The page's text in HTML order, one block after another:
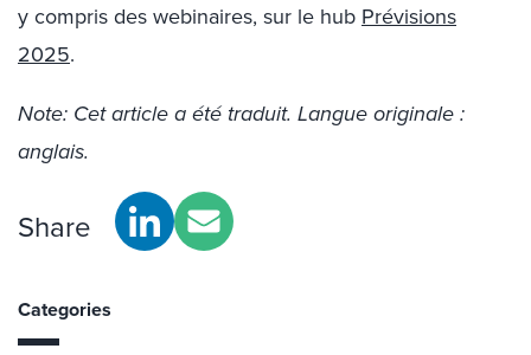
y compris des webinaires, sur le hub Prévisions
2025.
Note: Cet article a été traduit. Langue originale :
anglais.
Share
Categories